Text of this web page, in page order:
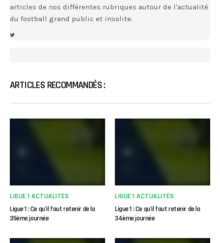
articles de nos différentes rubriques autour de l'actualité
du football grand public et insolite.
ARTICLES RECOMMANDÉS :
LIGUE 1 ACTUALITÉS
Ligue 1 : Ce qu’il faut retenir de la
35ème journée
LIGUE 1 ACTUALITÉS
Ligue 1 : Ce qu’il faut retenir de la
34ème journée